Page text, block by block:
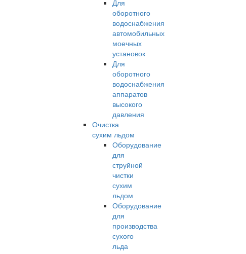
Для
оборотного
водоснабжения
автомобильных
моечных
установок
Для
оборотного
водоснабжения
аппаратов
высокого
давления
Очистка
сухим льдом
Оборудование
для
струйной
чистки
сухим
льдом
Оборудование
для
производства
сухого
льда